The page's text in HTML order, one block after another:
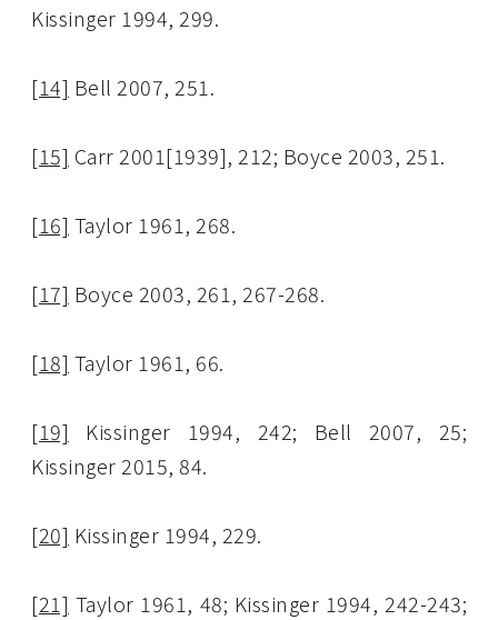
Kissinger 1994, 299.
[14] Bell 2007, 251.
[15] Carr 2001[1939], 212; Boyce 2003, 251.
[16] Taylor 1961, 268.
[17] Boyce 2003, 261, 267-268.
[18] Taylor 1961, 66.
[19] Kissinger 1994, 242; Bell 2007, 25;
Kissinger 2015, 84.
[20] Kissinger 1994, 229.
[21] Taylor 1961, 48; Kissinger 1994, 242-243;